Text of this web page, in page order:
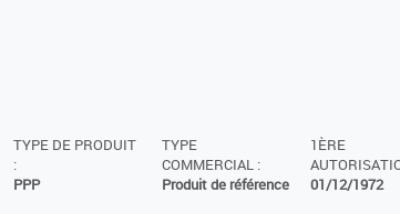
TYPE DE PRODUIT
:
PPP
TYPE
COMMERCIAL :
Produit de référence
1ÈRE
01/12/1972